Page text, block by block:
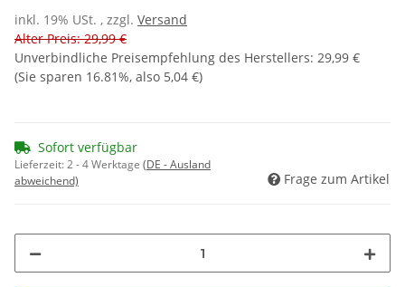
inkl. 19% USt. , zzgl. Versand
Alter Preis: 29,99 €
Unverbindliche Preisempfehlung des Herstellers: 29,99 €
(Sie sparen 16.81%, also 5,04 €)
Sofort verfügbar
Lieferzeit:2 - 4 Werktage (DE - Ausland
abweichend)
Frage zum Artikel